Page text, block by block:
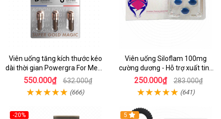
Viên uống tăng kích thước kéo
dài thời gian Powergra For Men -
Vỉ 3 viên
550.000₫ 632.000₫
(666)
Viên uống Siloflam 100mg
cường dương - Hỗ trợ xuất tinh
sớm
250.000₫ 283.000₫
(641)
-20%
5